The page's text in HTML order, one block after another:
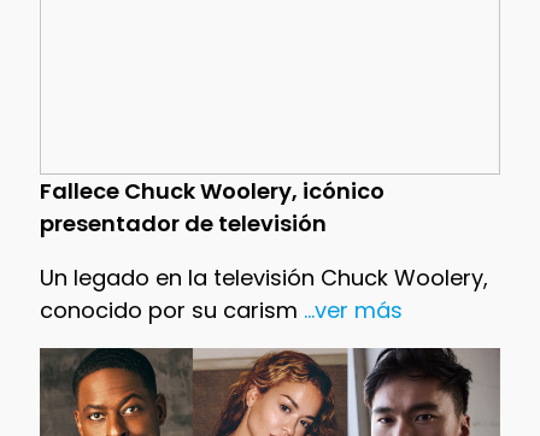
Fallece Chuck Woolery, icónico
presentador de televisión
Un legado en la televisión Chuck Woolery,
conocido por su carism ...ver más